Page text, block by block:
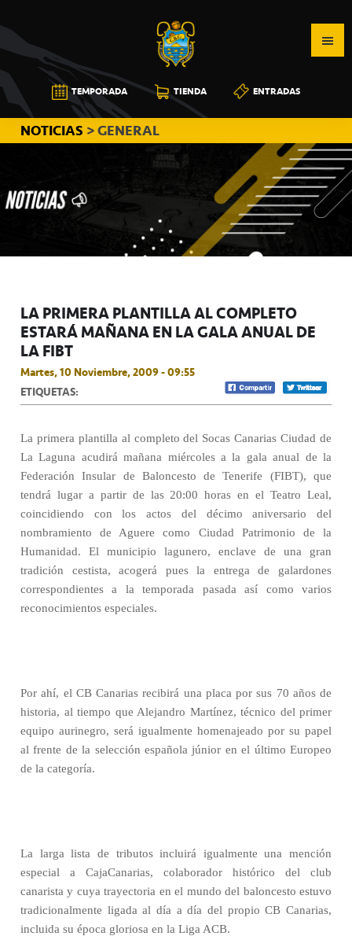
a
la
navegación
principal
al
contenido
principal
a
la
barra
lateral
principal
CB
CANARIAS
TEMPORADA TIENDA ENTRADAS
NOTICIAS > GENERAL
LA PRIMERA PLANTILLA AL COMPLETO
ESTARÁ MAÑANA EN LA GALA ANUAL DE
LA FIBT
Martes, 10 Noviembre, 2009 - 09:55
ETIQUETAS:
La primera plantilla al completo del Socas Canarias Ciudad de
La Laguna acudirá mañana miércoles a la gala anual de la
Federación Insular de Baloncesto de Tenerife (FIBT), que
tendrá lugar a partir de las 20:00 horas en el Teatro Leal,
coincidiendo con los actos del décimo aniversario del
nombramiento de Aguere como Ciudad Patrimonio de la
Humanidad. El municipio lagunero, enclave de una gran
tradición cestista, acogerá pues la entrega de galardones
correspondientes a la temporada pasada así como varios
reconocimientos especiales.
Por ahí, el CB Canarias recibirá una placa por sus 70 años de
historia, al tiempo que Alejandro Martínez, técnico del primer
equipo aurinegro, será igualmente homenajeado por su papel
al frente de la selección española júnior en el último Europeo
de la categoría.
La larga lista de tributos incluirá igualmente una mención
especial a CajaCanarias, colaborador histórico del club
canarista y cuya trayectoria en el mundo del baloncesto estuvo
tradicionalmente ligada al día a día del propio CB Canarias,
incluida su época gloriosa en la Liga ACB.